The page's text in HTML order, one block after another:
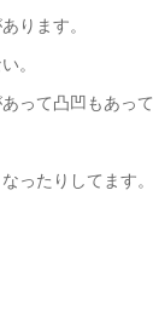
ります。
。
って凸凹もあって
ったりしてます。